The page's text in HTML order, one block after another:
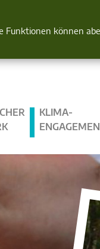
Funktionen können
KLIMA­